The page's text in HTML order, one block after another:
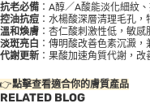
抗老必備 ：A醇／A酸能淡化細紋
控油抗痘 ：水楊酸深層清理毛孔
溫和煥膚 ：杏仁酸刺激性低，敏感
淡斑亮白 ：傳明酸改善色素沉澱，
代謝更新 ：果酸加速角質代謝，改
👉點擊查看適合你的膚質產品
RELATED BLOG